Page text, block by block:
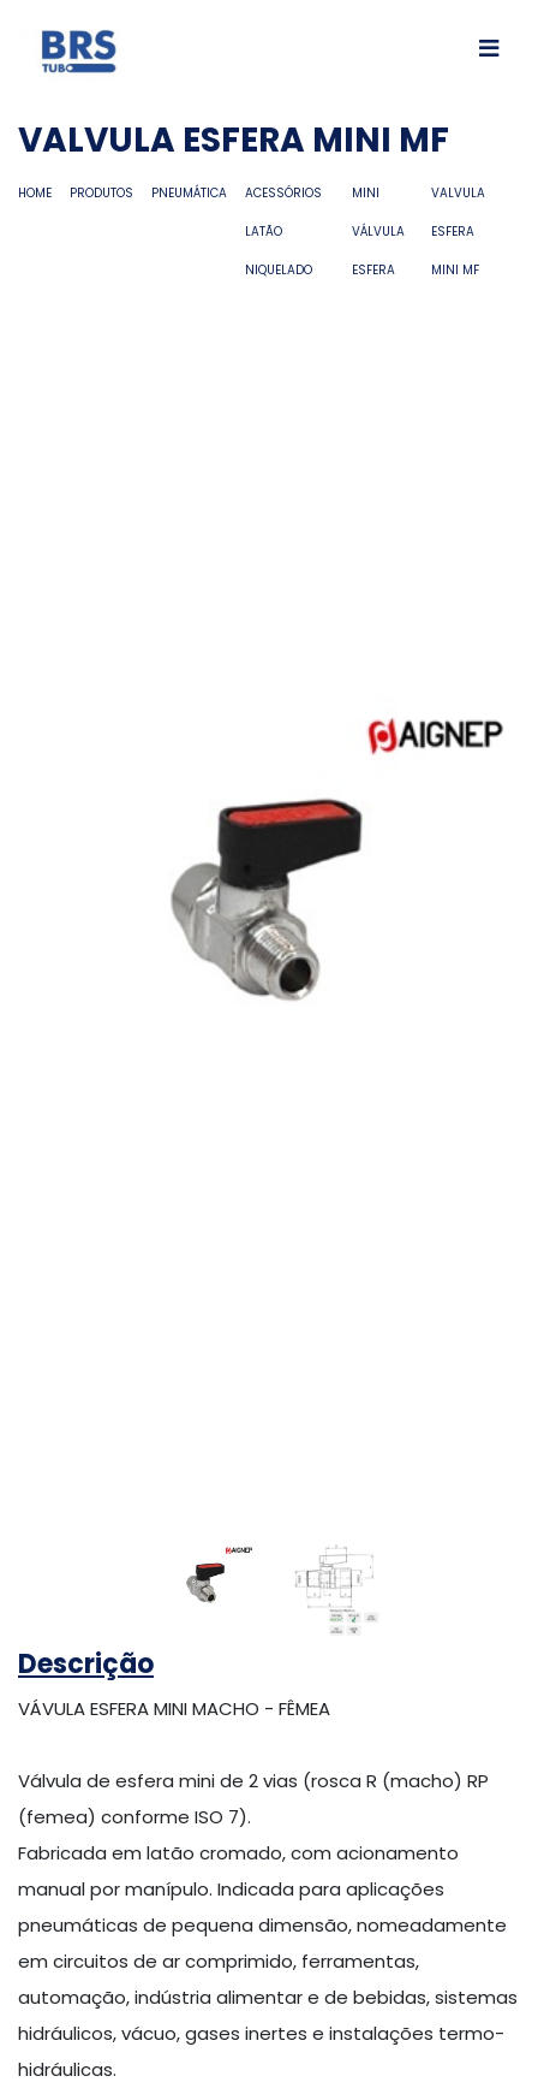
VALVULA ESFERA MINI MF
HOME PRODUTOS PNEUMÁTICA ACESSÓRIOS
LATÃO
NIQUELADO
MINI
VÁLVULA
ESFERA
VALVULA
ESFERA
MINI MF
Descrição
VÁVULA ESFERA MINI MACHO - FÊMEA
Válvula de esfera mini de 2 vias (rosca R (macho) RP
(femea) conforme ISO 7).
Fabricada em latão cromado, com acionamento
manual por manípulo. Indicada para aplicações
pneumáticas de pequena dimensão, nomeadamente
em circuitos de ar comprimido, ferramentas,
automação, indústria alimentar e de bebidas, sistemas
hidráulicos, vácuo, gases inertes e instalações termo-
hidráulicas.